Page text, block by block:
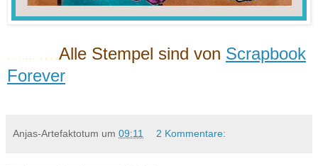
......... ....Alle Stempel sind von Scrapbook
Forever
Anjas-Artefaktotum um 09:11 2 Kommentare: